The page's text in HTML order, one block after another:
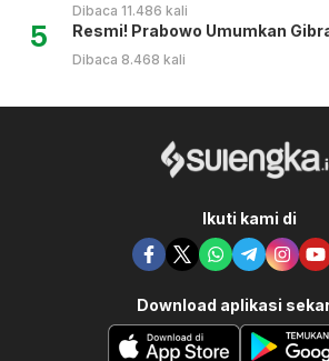
Dibaca 11.486 kali
5 Resmi! Prabowo Umumkan
Dibaca 8.468 kali
Ikuti kami di
Download aplikasi